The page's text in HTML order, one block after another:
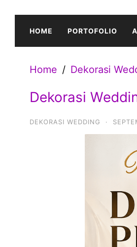
content
HOME PORTOFOLIO
Home Dekorasi
Dekorasi
DEKORASI WEDDING ·